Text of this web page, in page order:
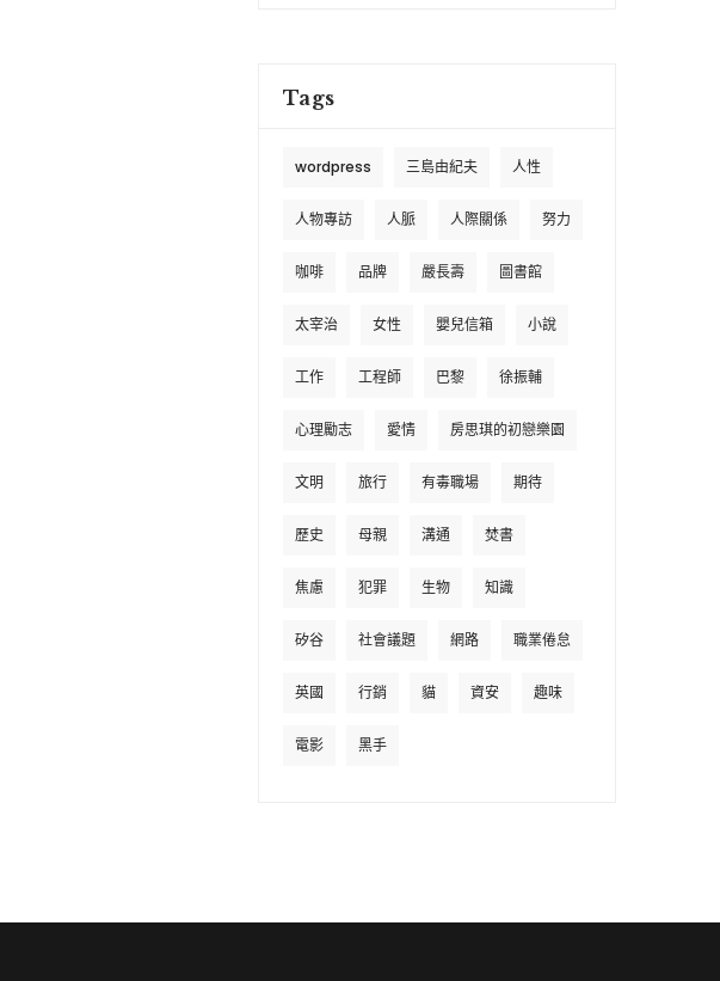
Tags
wordpress 三島由紀夫 人性
人物專訪 人脈 人際關係 努力
咖啡 品牌 嚴長壽 圖書館
太宰治 女性 嬰兒信箱 小說
工作 工程師 巴黎 徐振輔
心理勵志 愛情 房思琪的初戀樂園
文明 旅行 有毒職場 期待
歷史 母親 溝通 焚書
焦慮 犯罪 生物 知識
矽谷 社會議題 網路 職業倦怠
英國 行銷 貓 資安 趣味
電影 黑手